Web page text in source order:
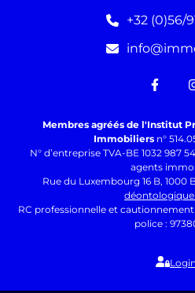
+32 (0)56/
Membres agréés de l'Institut
Immobiliers n°
N° d’entreprise TVA-BE 1032 987
agents
Rue du Luxembourg 16 B, 1000
déontologique
RC professionnelle et
police :
Login